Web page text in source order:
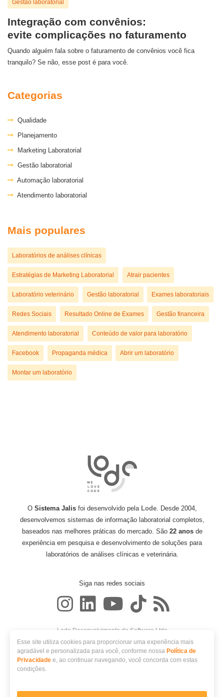
Gestão laboratorial
Integração com convênios:
evite complicações no faturamento
Quando alguém fala sobre o faturamento de convênios você fica
tranquilo? Se não, esse post é para você.
Categorias
Qualidade
Planejamento
Marketing Laboratorial
Gestão laboratorial
Automação laboratorial
Atendimento laboratorial
Mais populares
Laboratórios de análises clínicas
Estratégias de Marketing Laboratorial Atrair pacientes
Laboratório veterinário Gestão laboratorial Exames laboratoriais
Redes Sociais Resultado Online de Exames Gestão financeira
Atendimento laboratorial Conteúdo de valor para laboratório
Facebook Propaganda médica Abrir um laboratório
Montar um laboratório
Sistema?
O Sistema Jalisfoi desenvolvido pela Lode. Desde 2004,
desenvolvemos sistemas de informação laboratorial completos,
baseados nas melhores práticas do mercado. São 22 anosde
experiência em pesquisa e desenvolvimento de soluções para
laboratórios de análises clínicas e veterinária.
Siga nas redes sociais
Lode Desenvolvimento de Software Ltda
CNPJ: 06.986.648/0001-65
Avenida Nóbrega, 548
CEP 87014-180 - Maringá, PR
Esse site utiliza cookies para proporcionar uma experiência mais
agradável e personalizada para você, conforme nossaPolítica de
Privacidade e, ao continuar navegando, você concorda com estas
condições.